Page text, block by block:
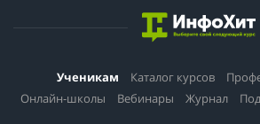
Ученикам Каталог курсов
Онлайн-школы
Вебинары Журнал